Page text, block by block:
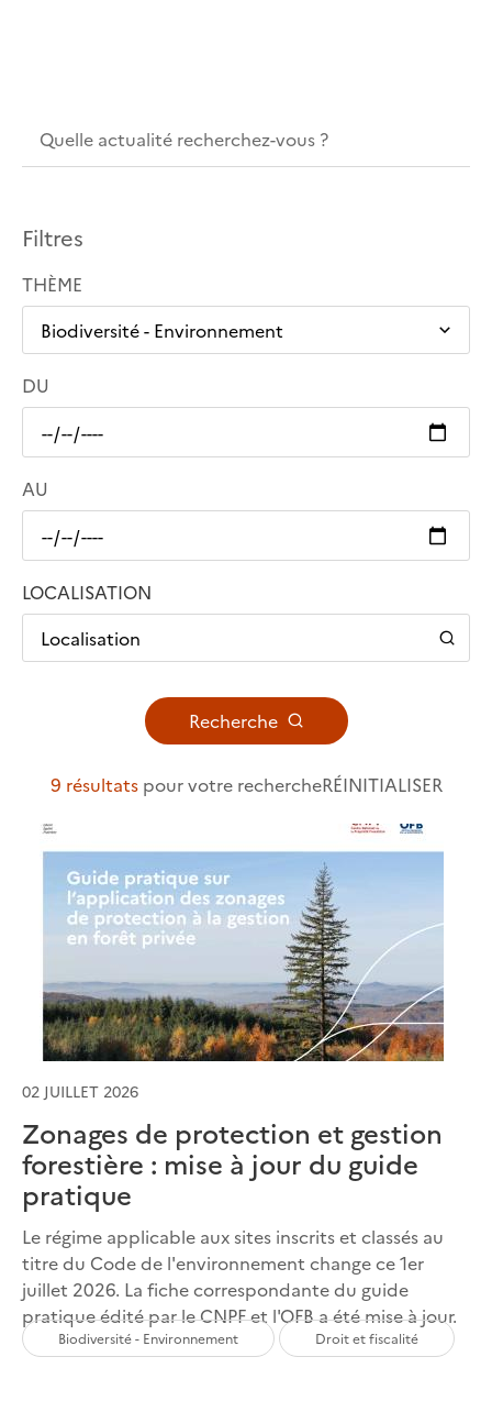
Filtres
THÈME
DU
AU
LOCALISATION
Localisation
Recherche
9 résultatspour votre rechercheRÉINITIALISER
02 JUILLET 2026
Zonages de protection et gestion
forestière : mise à jour du guide
pratique
Le régime applicable aux sites inscrits et classés au
titre du Code de l'environnement change ce 1er
juillet 2026. La fiche correspondante du guide
pratique édité par le CNPF et l'OFB a été mise à jour.
Biodiversité - Environnement Droit et fiscalité